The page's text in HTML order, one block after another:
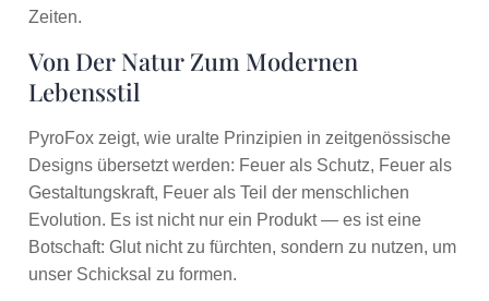
Zeiten.
Von Der Natur Zum Modernen
Lebensstil
PyroFox zeigt, wie uralte Prinzipien in zeitgenössische
Designs übersetzt werden: Feuer als Schutz, Feuer als
Gestaltungskraft, Feuer als Teil der menschlichen
Evolution. Es ist nicht nur ein Produkt — es ist eine
Botschaft: Glut nicht zu fürchten, sondern zu nutzen, um
unser Schicksal zu formen.